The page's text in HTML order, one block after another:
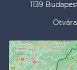
1139